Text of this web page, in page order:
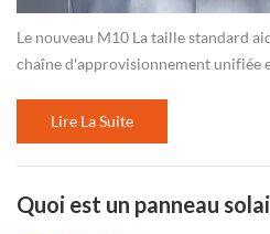
Le nouveau M10 La taille standard
chaîne d'approvisionnement unifiée
Lire La Suite
Quoi est un panneau